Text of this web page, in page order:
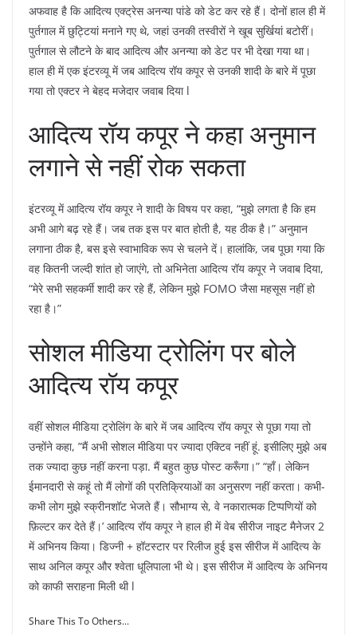
अफवाह है कि आदित्य एक्ट्रेस अनन्या पांडे को डेट कर रहे हैं। दोनों हाल ही में
पुर्तगाल में छुट्टियां मनाने गए थे, जहां उनकी तस्वीरों ने खूब सुर्खियां बटोरीं।
पुर्तगाल से लौटने के बाद आदित्य और अनन्या को डेट पर भी देखा गया था।
हाल ही में एक इंटरव्यू में जब आदित्य रॉय कपूर से उनकी शादी के बारे में पूछा
गया तो एक्टर ने बेहद मजेदार जवाब दिया l
आदित्य रॉय कपूर ने कहा अनुमान
लगाने से नहीं रोक सकता
इंटरव्यू में आदित्य रॉय कपूर ने शादी के विषय पर कहा, “मुझे लगता है कि हम
अभी आगे बढ़ रहे हैं। जब तक इस पर बात होती है, यह ठीक है।” अनुमान
लगाना ठीक है, बस इसे स्वाभाविक रूप से चलने दें। हालांकि, जब पूछा गया कि
वह कितनी जल्दी शांत हो जाएंगे, तो अभिनेता आदित्य रॉय कपूर ने जवाब दिया,
“मेरे सभी सहकर्मी शादी कर रहे हैं, लेकिन मुझे FOMO जैसा महसूस नहीं हो
रहा है।”
सोशल मीडिया ट्रोलिंग पर बोले
आदित्य रॉय कपूर
वहीं सोशल मीडिया ट्रोलिंग के बारे में जब आदित्य रॉय कपूर से पूछा गया तो
उन्होंने कहा, ”मैं अभी सोशल मीडिया पर ज्यादा एक्टिव नहीं हूं. इसीलिए मुझे अब
तक ज्यादा कुछ नहीं करना पड़ा. मैं बहुत कुछ पोस्ट करूँगा।” “हाँ। लेकिन
ईमानदारी से कहूं तो मैं लोगों की प्रतिक्रियाओं का अनुसरण नहीं करता। कभी-
कभी लोग मुझे स्क्रीनशॉट भेजते हैं। सौभाग्य से, वे नकारात्मक टिप्पणियों को
फ़िल्टर कर देते हैं।’ आदित्य रॉय कपूर ने हाल ही में वेब सीरीज नाइट मैनेजर 2
में अभिनय किया। डिज्नी + हॉटस्टार पर रिलीज हुई इस सीरीज में आदित्य के
साथ अनिल कपूर और श्वेता धूलिपाला भी थे। इस सीरीज में आदित्य के अभिनय
को काफी सराहना मिली थी l
Share This To Others...